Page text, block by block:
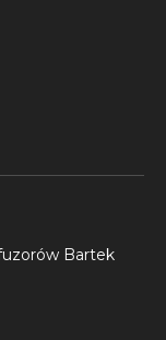
Bartek